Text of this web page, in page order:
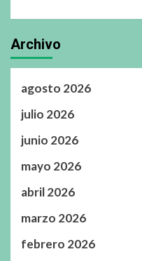
Archivo
agosto 2026
julio 2026
junio 2026
mayo 2026
abril 2026
marzo 2026
febrero 2026